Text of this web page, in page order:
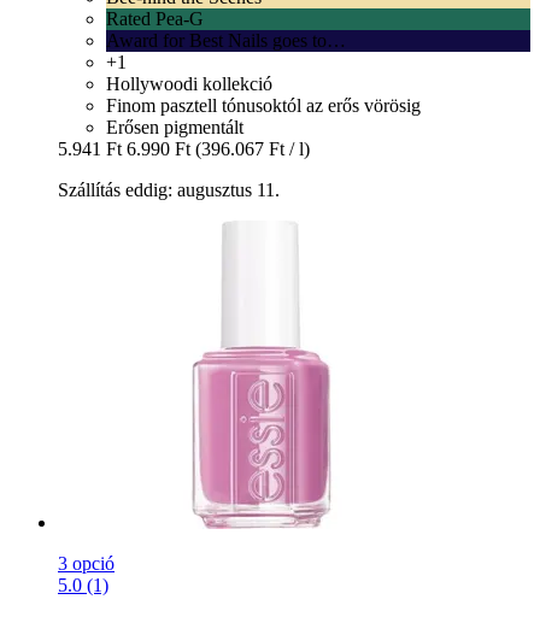
Rated Pea-G
Award for Best Nails goes to…
+1
Hollywoodi kollekció
Finom pasztell tónusoktól az erős vörösig
Erősen pigmentált
5.941 Ft 6.990 Ft (396.067 Ft / l)
Szállítás eddig: augusztus 11.
3 opció
5.0 (1)